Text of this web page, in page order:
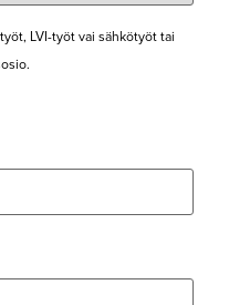
LVI-työt vai säh­kötyöt tai